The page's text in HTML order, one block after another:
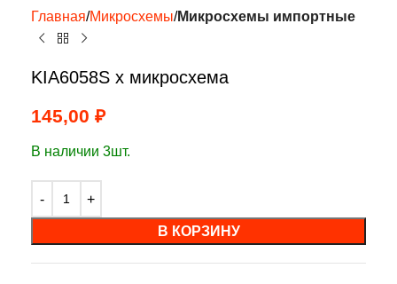
Главная Микросхемы Микросхемы импортные
KIA6058S х микросхема
145,00 ₽
В наличии 3шт.
В КОРЗИНУ